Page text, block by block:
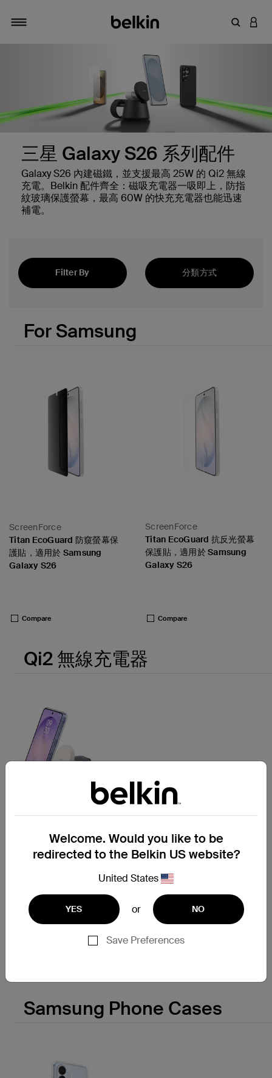
輸入關鍵
登入
三星 Galaxy S26 系列配件
Galaxy S26 內建磁鐵，並支援最高 25W 的 Qi2 無線
充電。Belkin 配件齊全：磁吸充電器一吸即上，防指
紋玻璃保護螢幕，最高 60W 的快充充電器也能迅速
補電。
Filter By
分類方式
For Samsung
ScreenForce
Titan EcoGuard 防窺螢幕保
護貼，適用於 Samsung
Galaxy S26
Compare
ScreenForce
Titan EcoGuard 抗反光螢幕
保護貼，適用於 Samsung
Galaxy S26
Compare
Qi2 無線充電器
模組化充電底座，支援 Qi2
Samsung Phone Cases
Welcome. Would you like to be
redirected to the Belkin US website?
United States
YES or NO
Save Preferences